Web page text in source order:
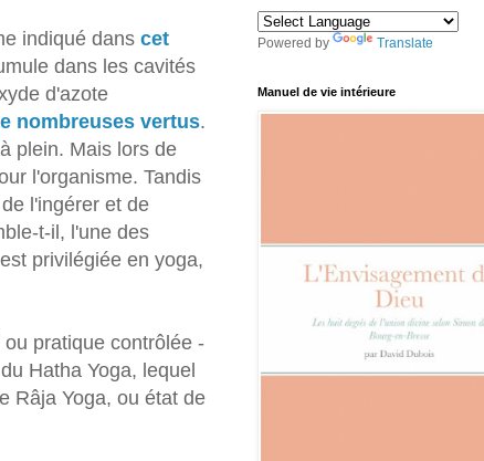
indiqué dans cet
dans les cavités
d'azote
nombreuses vertus.
plein. Mais lors de
l'organisme. Tandis
l'ingérer et de
t-il, l'une des
privilégiée en yoga,
pratique contrôlée -
Hatha Yoga, lequel
Râja Yoga, ou état de
Powered by Translate
Manuel de vie intérieure